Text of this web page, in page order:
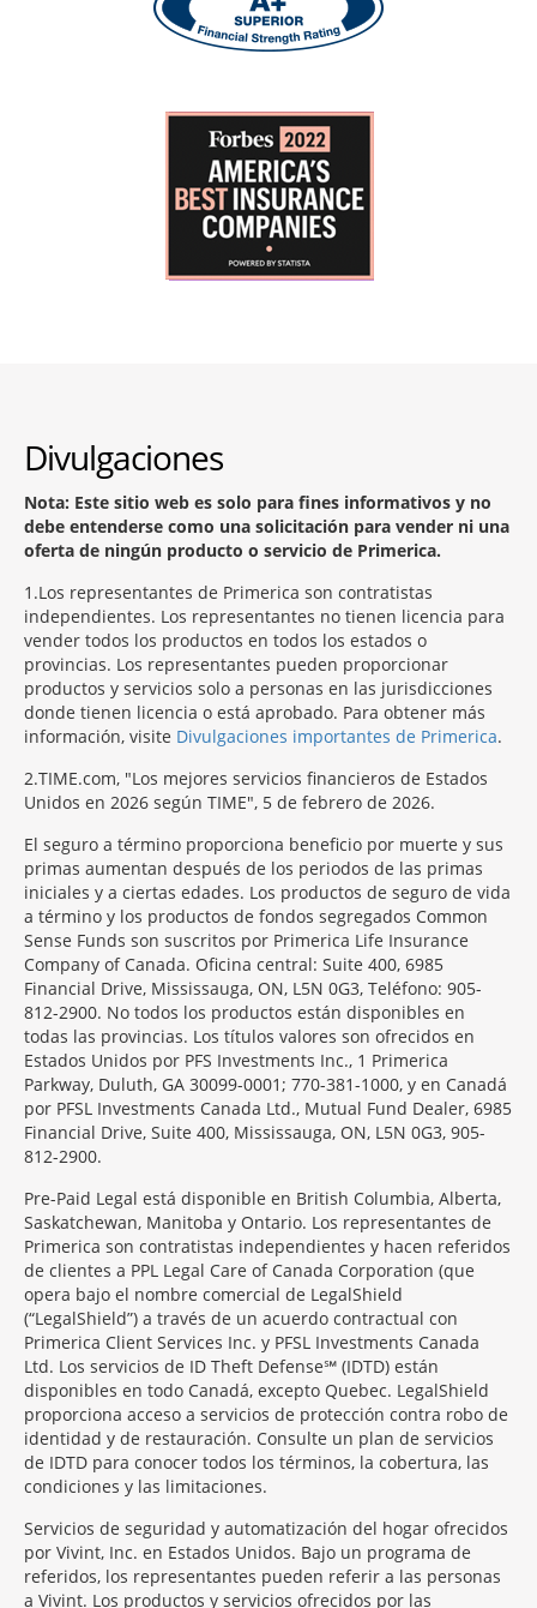
Divulgaciones
Nota: Este sitio web es solo para fines informativos y no
debe entenderse como una solicitación para vender ni una
oferta de ningún producto o servicio de Primerica.
1 Los representantes de Primerica son contratistas
independientes. Los representantes no tienen licencia para
vender todos los productos en todos los estados o
provincias. Los representantes pueden proporcionar
productos y servicios solo a personas en las jurisdicciones
donde tienen licencia o está aprobado. Para obtener más
información, visite Divulgaciones importantes de Primerica.
2 TIME.com, "Los mejores servicios financieros de Estados
Unidos en 2026 según TIME", 5 de febrero de 2026.
El seguro a término proporciona beneficio por muerte y sus
primas aumentan después de los periodos de las primas
iniciales y a ciertas edades. Los productos de seguro de vida
a término y los productos de fondos segregados Common
Sense Funds son suscritos por Primerica Life Insurance
Company of Canada. Oficina central: Suite 400, 6985
Financial Drive, Mississauga, ON, L5N 0G3, Teléfono: 905-
812-2900. No todos los productos están disponibles en
todas las provincias. Los títulos valores son ofrecidos en
Estados Unidos por PFS Investments Inc., 1 Primerica
Parkway, Duluth, GA 30099-0001; 770-381-1000, y en Canadá
por PFSL Investments Canada Ltd., Mutual Fund Dealer, 6985
Financial Drive, Suite 400, Mississauga, ON, L5N 0G3, 905-
812-2900.
Pre-Paid Legal está disponible en British Columbia, Alberta,
Saskatchewan, Manitoba y Ontario. Los representantes de
Primerica son contratistas independientes y hacen referidos
de clientes a PPL Legal Care of Canada Corporation (que
opera bajo el nombre comercial de LegalShield
(“LegalShield”) a través de un acuerdo contractual con
Primerica Client Services Inc. y PFSL Investments Canada
Ltd. Los servicios de ID Theft Defense℠ (IDTD) están
disponibles en todo Canadá, excepto Quebec. LegalShield
proporciona acceso a servicios de protección contra robo de
identidad y de restauración. Consulte un plan de servicios
de IDTD para conocer todos los términos, la cobertura, las
condiciones y las limitaciones.
Servicios de seguridad y automatización del hogar ofrecidos
por Vivint, Inc. en Estados Unidos. Bajo un programa de
referidos, los representantes pueden referir a las personas
a Vivint. Los productos y servicios ofrecidos por las